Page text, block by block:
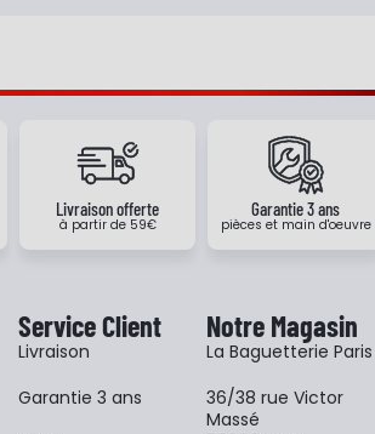
Livraison offerte
à partir de 59€
Garantie 3 ans
pièces et main d'oeuvre
Service Client
Livraison
Garantie 3 ans
Notre Magasin
La Baguetterie Paris
36/38 rue Victor
Massé